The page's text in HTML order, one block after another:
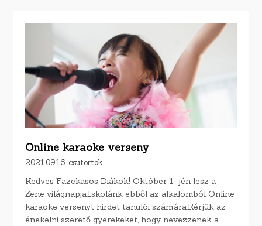
Online karaoke verseny
2021.09.16. csütörtök
Kedves Fazekasos Diákok! Október 1-jén lesz a
Zene világnapja.Iskolánk ebből az alkalomból Online
karaoke versenyt hirdet tanulói számára.Kérjük az
énekelni szerető gyerekeket, hogy nevezzenek a